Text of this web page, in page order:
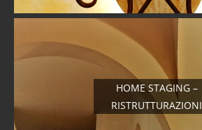
HOME STAGING –
RISTRUTTURAZIONI